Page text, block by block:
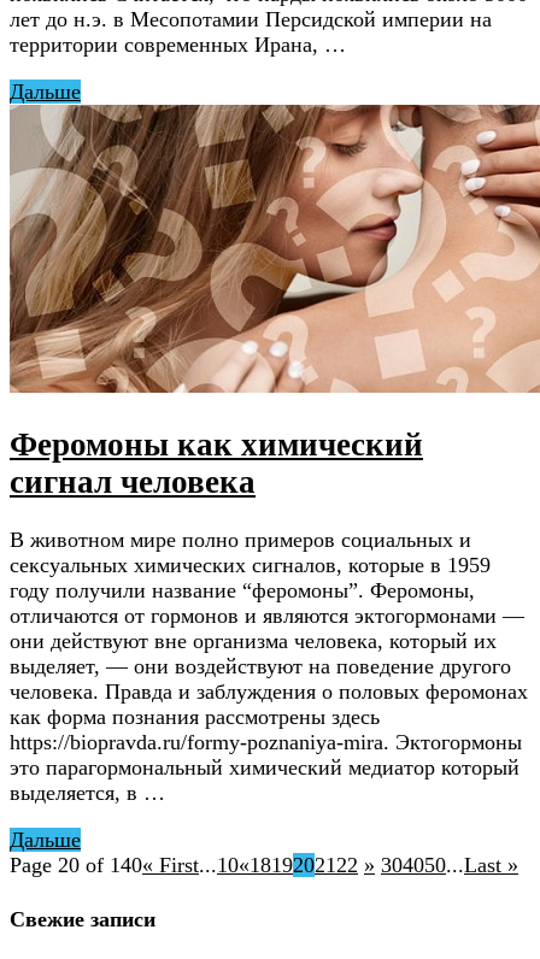
лет до н.э. в Месопотамии Персидской империи на
территории современных Ирана, …
Дальше
Феромоны как химический
сигнал человека
В животном мире полно примеров социальных и
сексуальных химических сигналов, которые в 1959
году получили название “феромоны”. Феромоны,
отличаются от гормонов и являются эктогормонами —
они действуют вне организма человека, который их
выделяет, — они воздействуют на поведение другого
человека. Правда и заблуждения о половых феромонах
как форма познания рассмотрены здесь
https://biopravda.ru/formy-poznaniya-mira. Эктогормоны
это парагормональный химический медиатор который
выделяется, в …
Дальше
Page 20 of 140« First...10«18192021 22 » 304050...Last »
Свежие записи